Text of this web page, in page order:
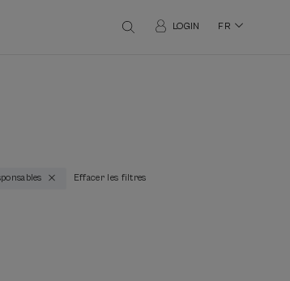
LOGIN FR
Effacer les filtres